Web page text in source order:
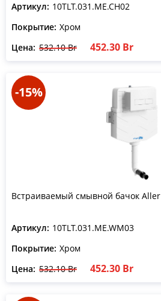
Артикул: 10TLT.031.ME.CH02
Покрытие: Хром
Цена: 532.10 Br 452.30 Br
-15%
Встраиваемый смывной бачок Aller
Артикул: 10TLT.031.ME.WM03
Покрытие: Хром
Цена: 532.10 Br 452.30 Br